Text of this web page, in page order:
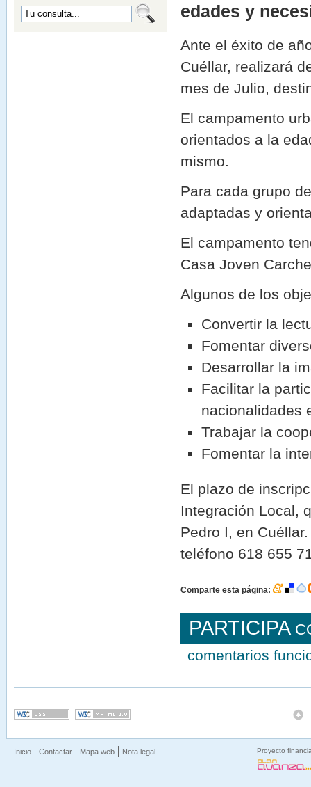
edades y
Ante el éxito de
Cuéllar, realizará
mes de Julio,
El campamento
orientados a la
mismo.
Para cada grupo
adaptadas y
El campamento
Casa Joven
Algunos de los
Convertir la
Fomentar
Desarrollar la
Facilitar la
nacionalidades
Trabajar la
Fomentar la
El plazo de
Integración Local,
Pedro I, en
teléfono 618 655
Comparte esta página:
PARTICIPA
comentarios
Inicio Contactar Mapa web Nota legal Proyecto